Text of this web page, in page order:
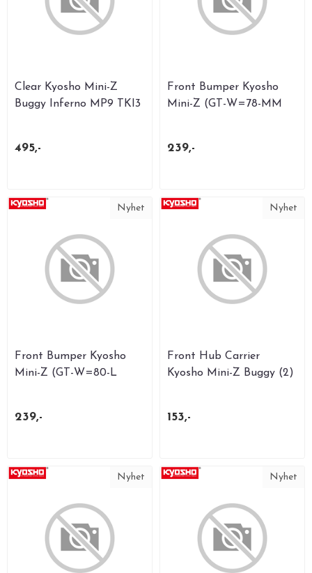
Clear Kyosho Mini-Z
Buggy Inferno MP9 TKI3
495,-
Front Bumper Kyosho
Mini-Z (GT-W=78-MM
239,-
Nyhet
Front Bumper Kyosho
Mini-Z (GT-W=80-L
239,-
Nyhet
Front Hub Carrier
Kyosho Mini-Z Buggy (2)
153,-
Nyhet Nyhet